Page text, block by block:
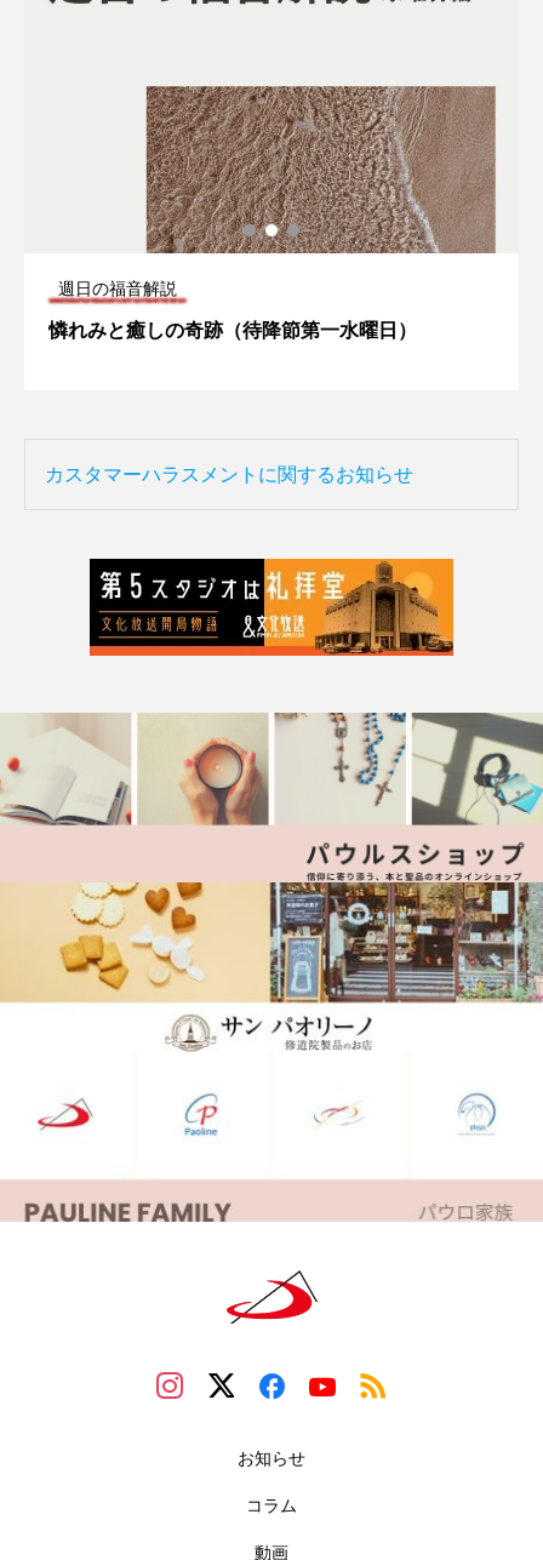
週日の福音解説
憐れみと癒しの奇跡（待降節第一水曜日）
カスタマーハラスメントに関するお知らせ
お知らせ
コラム
動画